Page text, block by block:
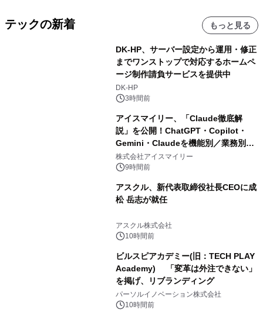
テックの新着 もっと見る
DK-HP、サーバー設定から運用・修正
までワンストップで対応するホームペ
ージ制作請負サービスを提供中
DK-HP
3時間前
アイスマイリー、「Claude徹底解
説」を公開！ChatGPT・Copilot・
Gemini・Claudeを機能別／業務別に
比較―自社に合う生成AIの選び方がわ
かる実践ガイド
株式会社アイスマイリー
9時間前
アスクル、新代表取締役社長CEOに成
松 岳志が就任
アスクル株式会社
10時間前
ビルスピアカデミー(旧：TECH PLAY
Academy) 「変革は外注できない」
を掲げ、リブランディング
パーソルイノベーション株式会社
10時間前